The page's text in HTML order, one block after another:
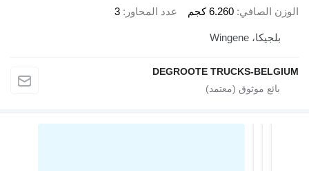
الوزن الصافي 6.260 كجم عدد المحاور 3
بلجيكا، Wingene
DEGROOTE TRUCKS-BELGIUM